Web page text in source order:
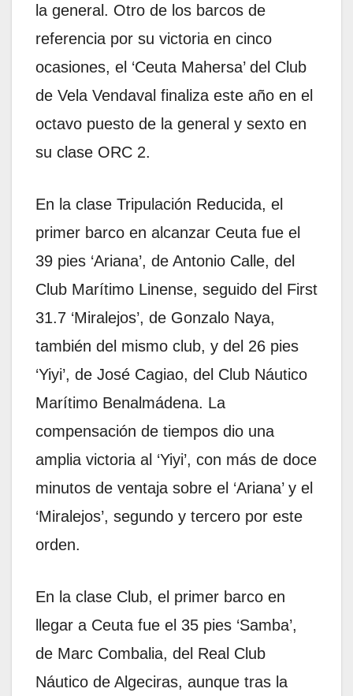
la general. Otro de los barcos de
referencia por su victoria en cinco
ocasiones, el ‘Ceuta Mahersa’ del Club
de Vela Vendaval finaliza este año en el
octavo puesto de la general y sexto en
su clase ORC 2.
En la clase Tripulación Reducida, el
primer barco en alcanzar Ceuta fue el
39 pies ‘Ariana’, de Antonio Calle, del
Club Marítimo Linense, seguido del First
31.7 ‘Miralejos’, de Gonzalo Naya,
también del mismo club, y del 26 pies
‘Yiyi’, de José Cagiao, del Club Náutico
Marítimo Benalmádena. La
compensación de tiempos dio una
amplia victoria al ‘Yiyi’, con más de doce
minutos de ventaja sobre el ‘Ariana’ y el
‘Miralejos’, segundo y tercero por este
orden.
En la clase Club, el primer barco en
llegar a Ceuta fue el 35 pies ‘Samba’,
de Marc Combalia, del Real Club
Náutico de Algeciras, aunque tras la